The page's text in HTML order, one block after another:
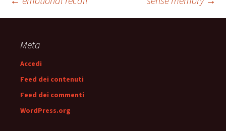
Navigazione
articolo
Meta
Accedi
Feed dei contenuti
Feed dei commenti
WordPress.org